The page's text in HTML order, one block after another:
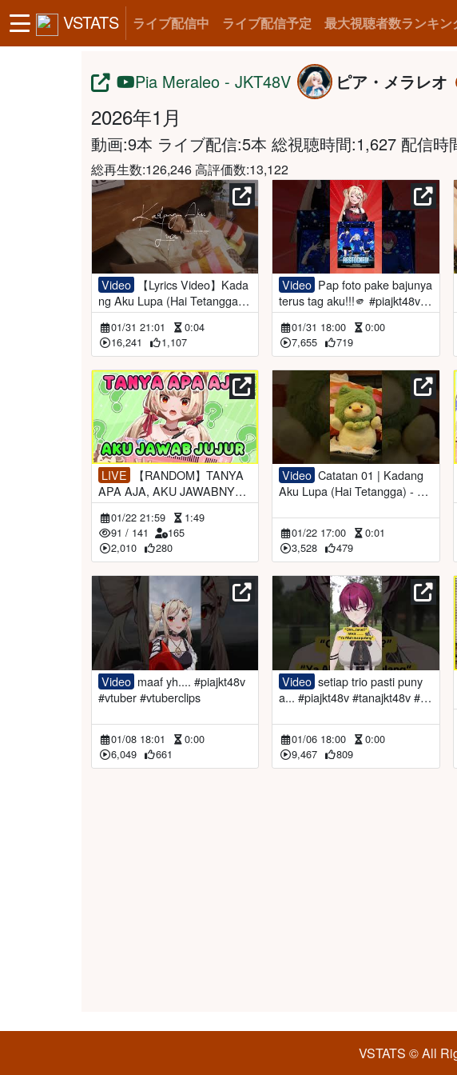
VSTATS ライブ配信中 ライブ配信予定 最大視聴者数ランキン
Pia Meraleo - JKT48V ピア・メラレオ
2026年1月
動画:9本 ライブ配信:5本 総視聴時間:1,627 配信時
総再生数:126,246 高評価数:13,122
Video
ng Aku Lupa (Hai Tetangga) -
Pia JKT48V feat. LULU JKT4
8【Original Song】
01/31 21:01
0:04
16,241
1,107
Video
terus tag aku!!!🫵 #piajkt48v #
kizaruxjkt48v
01/31 18:00
0:00
7,655
719
LIVE
APA AJA, AKU JAWABNYA J
UJUR
01/22 21:59
1:49
91 / 141
165
2,010
280
Video Catatan 01 | Kadang
Aku Lupa (Hai Tetangga) - Pi
#KALoborasiPiaLulu
01/22 17:00
0:01
3,528
479
Video
#vtuber #vtuberclips
01/08 18:01
0:00
6,049
661
Video setiap trio pasti puny
a... #piajkt48v #tanajkt48v #vt
01/06 18:00
0:00
9,467
809
VSTATS © All